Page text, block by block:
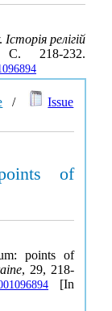
Історія релігій
218-232.
/
Issue
of
points of
, 29, 218-
[In